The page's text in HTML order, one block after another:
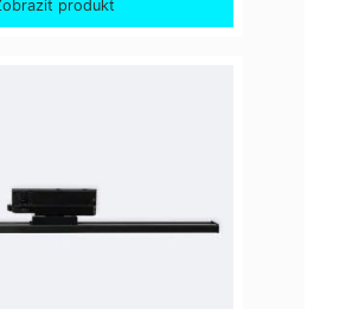
produkt